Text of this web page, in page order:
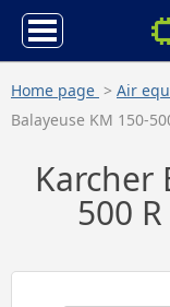
Home page > Air
Balayeuse KM 150-
Karcher
500